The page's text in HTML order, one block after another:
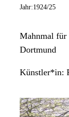
Jahr:1924/25
Mahnmal für
Dortmund
Künstler*in: